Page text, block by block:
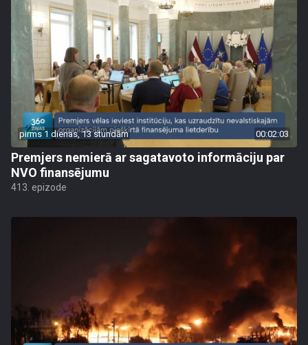
pirms 1 dienas, 13 stundām 00:02:03
Premjers nemierā ar sagatavoto informāciju par
NVO finansējumu
413. epizode